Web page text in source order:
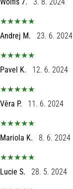
Andrej M. 23. 6. 2024
Pavel K. 12. 6. 2024
Věra P. 11. 6. 2024
Mariola K. 8. 6. 2024
Lucie S. 28. 5. 2024